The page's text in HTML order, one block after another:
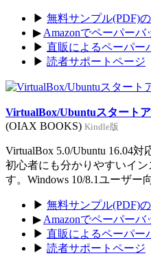
▶ 無料サンプル(PDF)
▶ Amazonでペーパーバ
▶ 直販によるペーパー
▶ 読者サポートページ
VirtualBox/Ubuntuスタート
(OIAX BOOKS) Kindle版
VirtualBox 5.0/Ubuntu 16.04
初心者にも分かりやすいイ
す。Windows 10/8.1ユーザー
▶ 無料サンプル(PDF)
▶ Amazonでペーパーバ
▶ 直販によるペーパー
▶ 読者サポートページ